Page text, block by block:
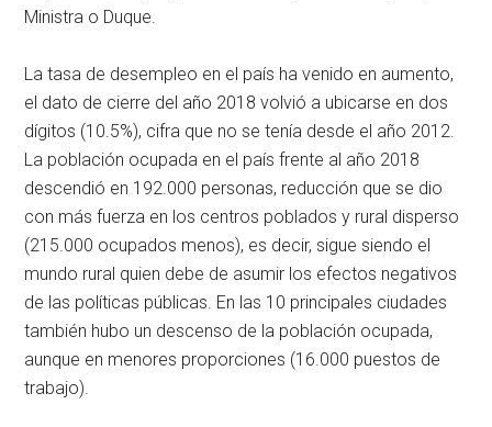
Ministra o Duque.
La tasa de desempleo en el país ha venido en aumento,
el dato de cierre del año 2018 volvió a ubicarse en dos
dígitos (10.5%), cifra que no se tenía desde el año 2012.
La población ocupada en el país frente al año 2018
descendió en 192.000 personas, reducción que se dio
con más fuerza en los centros poblados y rural disperso
(215.000 ocupados menos), es decir, sigue siendo el
mundo rural quien debe de asumir los efectos negativos
de las políticas públicas. En las 10 principales ciudades
también hubo un descenso de la población ocupada,
aunque en menores proporciones (16.000 puestos de
trabajo).